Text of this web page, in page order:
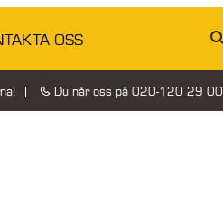
OSS
Du når oss på 020-120 29 00